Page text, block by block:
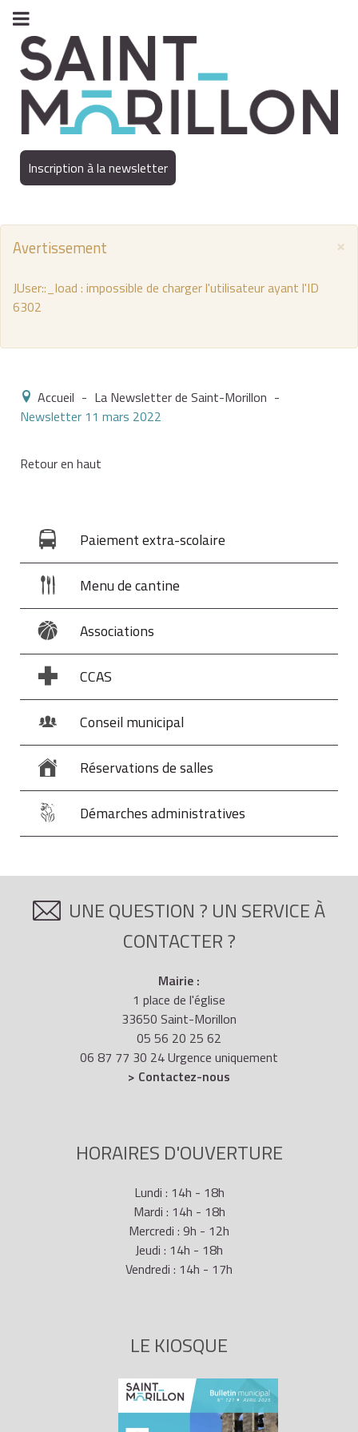
Inscription à la newsletter
×
Avertissement
JUser::_load : impossible de charger l'utilisateur ayant l'ID
6302
Accueil - La Newsletter de Saint-Morillon -
Newsletter 11 mars 2022
Retour en haut
Paiement extra-scolaire
Menu de cantine
Associations
CCAS
Conseil municipal
Réservations de salles
Démarches administratives
UNE QUESTION ? UN SERVICE À
CONTACTER ?
Mairie :
1 place de l'église
33650 Saint-Morillon
05 56 20 25 62
06 87 77 30 24 Urgence uniquement
> Contactez-nous
HORAIRES D'OUVERTURE
Lundi : 14h - 18h
Mardi : 14h - 18h
Mercredi : 9h - 12h
Jeudi : 14h - 18h
Vendredi : 14h - 17h
LE KIOSQUE